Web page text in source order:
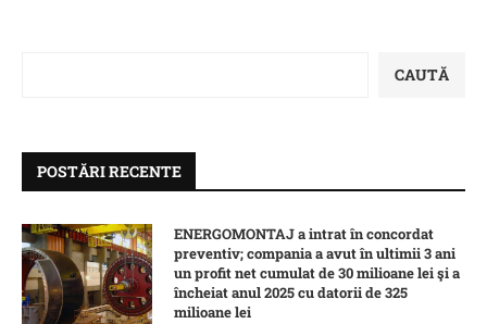
CAUTĂ
POSTĂRI RECENTE
ENERGOMONTAJ a intrat în concordat
preventiv; compania a avut în ultimii 3 ani
un profit net cumulat de 30 milioane lei şi a
încheiat anul 2025 cu datorii de 325
milioane lei